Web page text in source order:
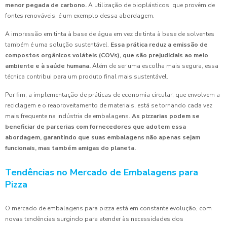
menor pegada de carbono.A utilização de bioplásticos, que provêm de
fontes renováveis, é um exemplo dessa abordagem.
A impressão em tinta à base de água em vez de tinta à base de solventes
também é uma solução sustentável. Essa prática reduz a emissão de
compostos orgânicos voláteis (COVs), que são prejudiciais ao meio
ambiente e à saúde humana.Além de ser uma escolha mais segura, essa
técnica contribui para um produto final mais sustentável.
Por fim, a implementação de práticas de economia circular, que envolvem a
reciclagem e o reaproveitamento de materiais, está se tornando cada vez
mais frequente na indústria de embalagens. As pizzarias podem se
beneficiar de parcerias com fornecedores que adotem essa
abordagem, garantindo que suas embalagens não apenas sejam
funcionais, mas também amigas do planeta.
Tendências no Mercado de Embalagens para
Pizza
O mercado de embalagens para pizza está em constante evolução, com
novas tendências surgindo para atender às necessidades dos